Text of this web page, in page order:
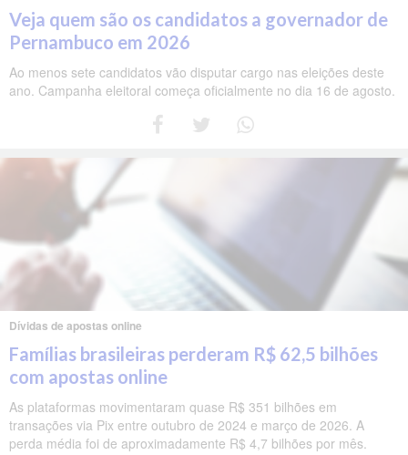
Veja quem são os candidatos a governador de
Pernambuco em 2026
Ao menos sete candidatos vão disputar cargo nas eleições deste
ano. Campanha eleitoral começa oficialmente no dia 16 de agosto.
Dívidas de apostas online
Famílias brasileiras perderam R$ 62,5 bilhões
com apostas online
As plataformas movimentaram quase R$ 351 bilhões em
transações via Pix entre outubro de 2024 e março de 2026. A
perda média foi de aproximadamente R$ 4,7 bilhões por mês.